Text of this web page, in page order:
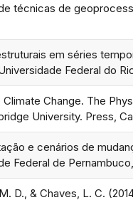
técnicas de
em séries
Federal do
Change. The
University. Press,
e cenários de
Federal de
D., & Chaves, L. C.